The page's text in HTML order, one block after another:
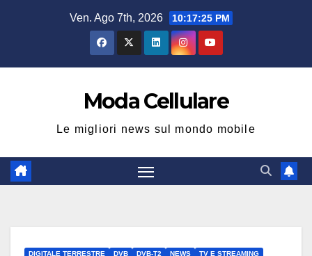
Ven. Ago 7th, 2026 10:17:25 PM
Moda Cellulare
Le migliori news sul mondo mobile
DIGITALE TERRESTRE DVB DVB-T2 NEWS TV E STREAMING